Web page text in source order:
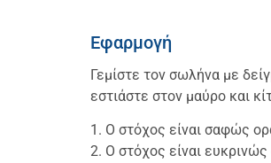
Εφαρμογή
Γεμίστε τον σωλήνα με
εστιάστε στον μαύρο και
1. Ο στόχος είναι σαφώς
2. Ο στόχος είναι